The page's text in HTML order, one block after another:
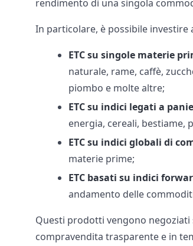
rendimento di una singola
In particolare, è possibile investire
ETC su singole materie
naturale, rame, caffè,
piombo e molte altre;
ETC su indici legati a
energia, cereali, bestiame,
ETC su indici globali di
materie prime;
ETC basati su indici
andamento delle
Questi prodotti vengono negoziati
compravendita trasparente e in